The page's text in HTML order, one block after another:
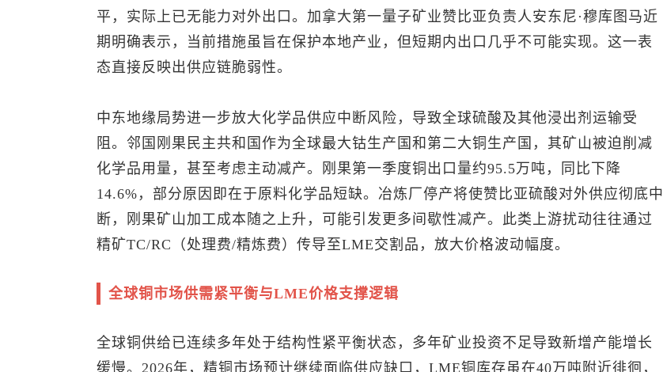
平，实际上已无能力对外出口。加拿大第一量子矿业赞比亚负责人安东尼·穆库图马近
期明确表示，当前措施虽旨在保护本地产业，但短期内出口几乎不可能实现。这一表
态直接反映出供应链脆弱性。
中东地缘局势进一步放大化学品供应中断风险，导致全球硫酸及其他浸出剂运输受
阻。邻国刚果民主共和国作为全球最大钴生产国和第二大铜生产国，其矿山被迫削减
化学品用量，甚至考虑主动减产。刚果第一季度铜出口量约95.5万吨，同比下降
14.6%，部分原因即在于原料化学品短缺。冶炼厂停产将使赞比亚硫酸对外供应彻底中
断，刚果矿山加工成本随之上升，可能引发更多间歇性减产。此类上游扰动往往通过
精矿TC/RC（处理费/精炼费）传导至LME交割品，放大价格波动幅度。
全球铜市场供需紧平衡与LME价格支撑逻辑
全球铜供给已连续多年处于结构性紧平衡状态，多年矿业投资不足导致新增产能增长
缓慢。2026年，精铜市场预计继续面临供应缺口， LME铜 库存虽在40万吨附近徘徊，